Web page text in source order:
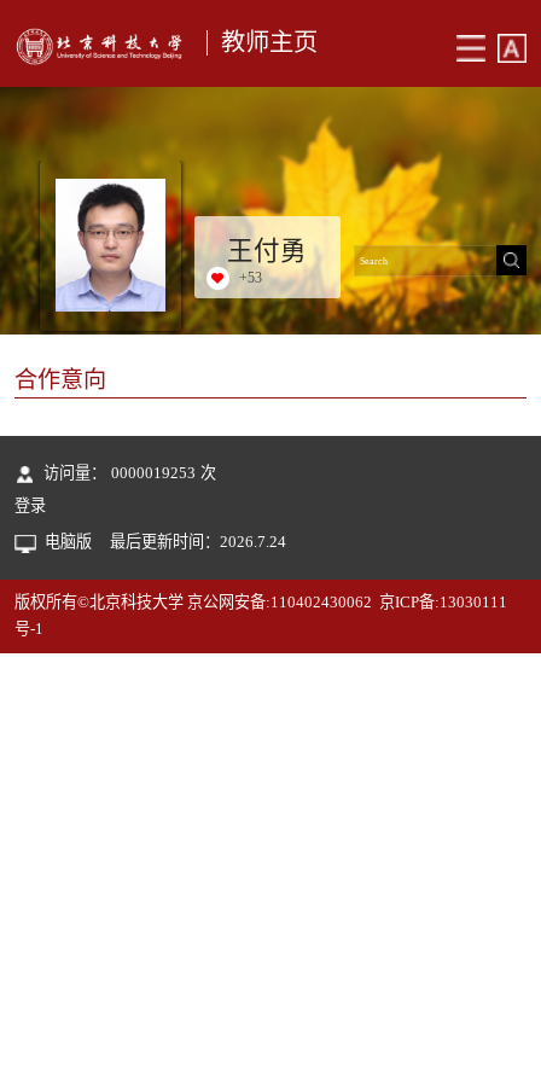
教师主页
王付勇
+53
合作意向
访问量： 0000019253 次
登录
电脑版
最后更新时间： 2026.7.24
版权所有©北京科技大学 京公网安备:110402430062 京ICP备:13030111
号-1